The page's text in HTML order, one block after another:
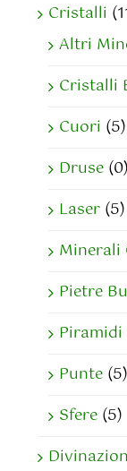
Cristalli
Altri
Cristalli
Cuori (5)
Druse (0)
Laser (5)
Minerali
Pietre
Piramidi
Punte (5)
Sfere (5)